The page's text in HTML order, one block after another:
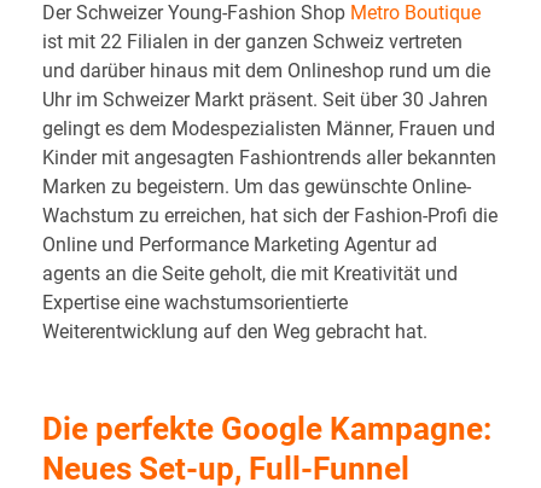
Der Schweizer Young-Fashion Shop Metro Boutique
ist mit 22 Filialen in der ganzen Schweiz vertreten
und darüber hinaus mit dem Onlineshop rund um die
Uhr im Schweizer Markt präsent. Seit über 30 Jahren
gelingt es dem Modespezialisten Männer, Frauen und
Kinder mit angesagten Fashiontrends aller bekannten
Marken zu begeistern. Um das gewünschte Online-
Wachstum zu erreichen, hat sich der Fashion-Profi die
Online und Performance Marketing Agentur ad
agents an die Seite geholt, die mit Kreativität und
Expertise eine wachstumsorientierte
Weiterentwicklung auf den Weg gebracht hat.
Die perfekte Google Kampagne:
Neues Set-up, Full-Funnel